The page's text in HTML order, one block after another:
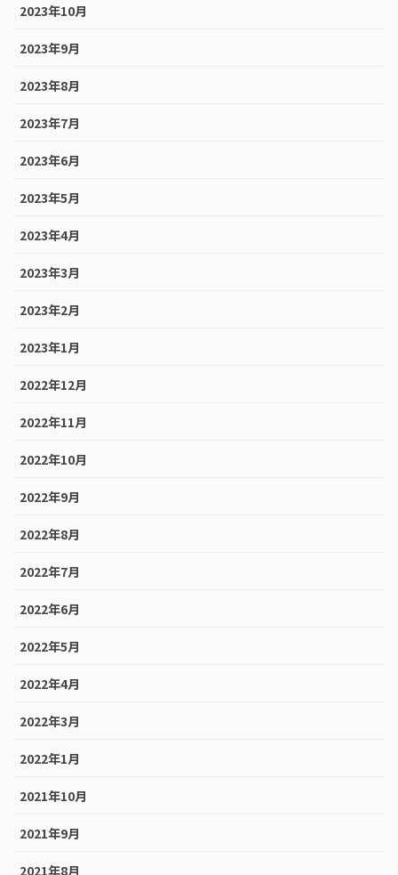
2023年10月
2023年9月
2023年8月
2023年7月
2023年6月
2023年5月
2023年4月
2023年3月
2023年2月
2023年1月
2022年12月
2022年11月
2022年10月
2022年9月
2022年8月
2022年7月
2022年6月
2022年5月
2022年4月
2022年3月
2022年1月
2021年10月
2021年9月
2021年8月